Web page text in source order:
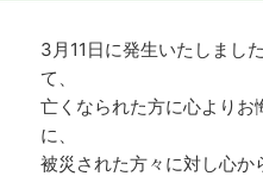
3月11日に発生いたしまし
て、
亡くなられた方に心よりお
に、
被災された方々に対し心か